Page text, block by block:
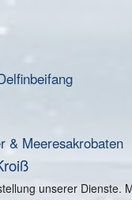
& Meeresakrobaten
unserer Dienste.